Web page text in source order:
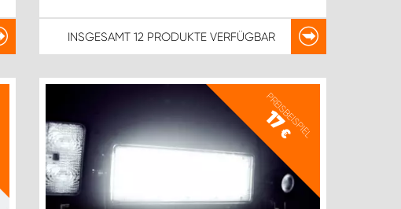
INSGESAMT 12 PRODUKTEVERFÜGBAR
PREISBEISPIEL
17
€